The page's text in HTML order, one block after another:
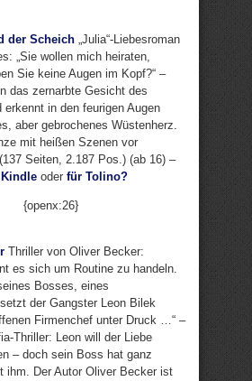
der Scheich „Julia“-Liebesroman
„Sie wollen mich heiraten,
Sie keine Augen im Kopf?“ –
das zernarbte Gesicht des
in den feurigen Augen
aber gebrochenes Wüstenherz.
mit heißen Szenen vor
Seiten, 2.187 Pos.) (ab 16) –
oder für Tolino?
{openx:26}
Thriller von Oliver Becker:
es sich um Routine zu handeln.
Bosses, eines
der Gangster Leon Bilek
Firmenchef unter Druck …“ –
Thriller: Leon will der Liebe
– doch sein Boss hat ganz
ihm. Der Autor Oliver Becker ist